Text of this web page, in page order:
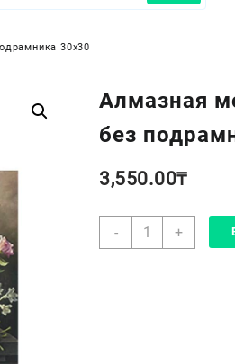
30х30
Алмазная
без
3,550.00₸
-
Количество
+